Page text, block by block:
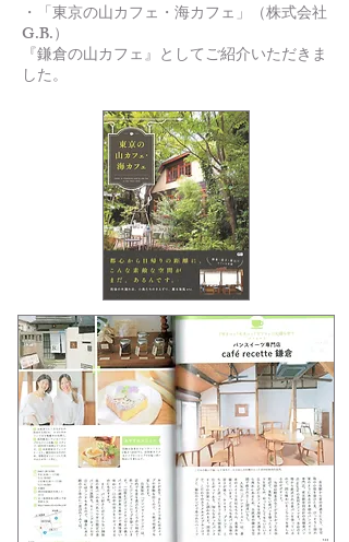
・「東京の山カフェ・海カフェ」（株式会社
G.B.）
『鎌倉の山カフェ』としてご紹介いただきま
した。